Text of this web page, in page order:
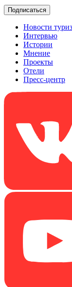
Новости
Интервью
Истории
Мнение
Проекты
Отели
Пресс-центр